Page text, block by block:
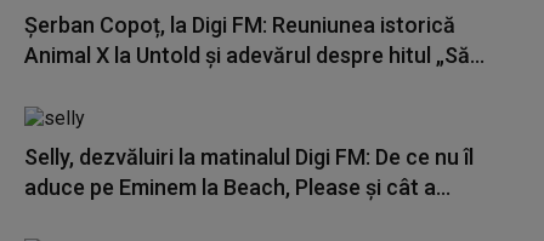
Șerban Copoț, la Digi FM: Reuniunea istorică
Animal X la Untold și adevărul despre hitul „Să...
Selly, dezvăluiri la matinalul Digi FM: De ce nu îl
aduce pe Eminem la Beach, Please și cât a...